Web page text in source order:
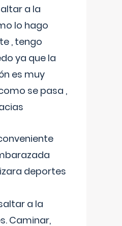
a la
lo hago
, tengo
ya que la
es muy
se pasa ,
deportes
a la
Caminar,